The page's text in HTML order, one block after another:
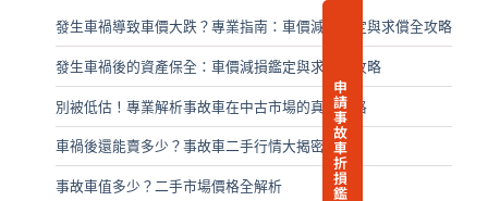
申
請
事
故
車
折
損
鑑
Recent Posts
發生車禍導致車價大跌？專業指南：車價減損鑑定與求償全攻略